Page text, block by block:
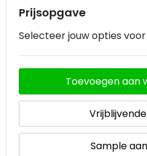
Prijsopgave
Selecteer jouw opties
Toevoegen aan
Sample